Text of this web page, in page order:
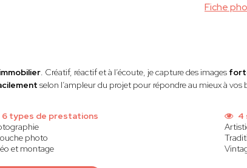
Fiche
immobilier. Créatif, réactif et à l’écoute, je capture des images
selon l’ampleur du projet pour répondre au mieux à vos
6 types de prestations
photo
et montage
4